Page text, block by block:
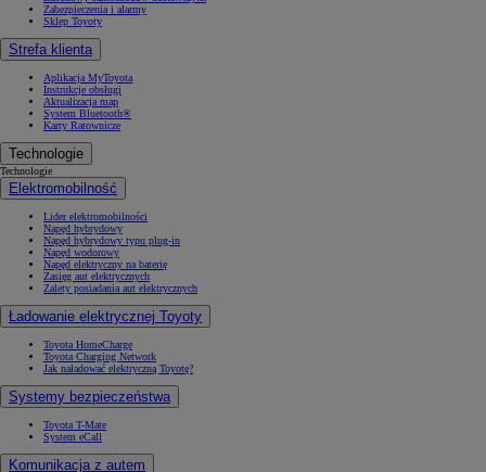
Zabezpieczenia i alarmy
Sklep Toyoty
Strefa klienta
Aplikacja MyToyota
Instrukcje obsługi
Aktualizacja map
System Bluetooth®
Karty Ratownicze
Technologie
Technologie
Elektromobilność
Lider elektromobilności
Napęd hybrydowy
Napęd hybrydowy typu plug-in
Napęd wodorowy
Napęd elektryczny na baterię
Zasięg aut elektrycznych
Zalety posiadania aut elektrycznych
Ładowanie elektrycznej Toyoty
Toyota HomeCharge
Toyota Charging Network
Jak naładować elektryczną Toyotę?
Systemy bezpieczeństwa
Toyota T-Mate
System eCall
Komunikacja z autem